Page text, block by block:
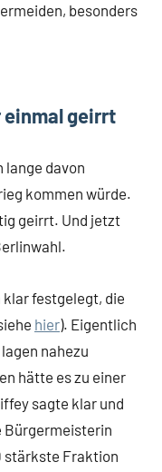
besonders
einmal geirrt
lange davon
kommen würde.
geirrt. Und jetzt
klar festgelegt, die
hier). Eigentlich
nahezu
hätte es zu einer
sagte klar und
Bürgermeisterin
stärkste Fraktion